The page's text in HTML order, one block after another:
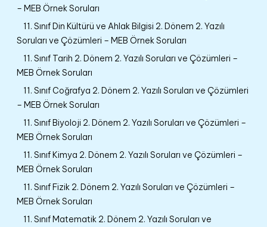
– MEB Örnek Soruları
11. Sınıf Din Kültürü ve Ahlak Bilgisi 2. Dönem 2. Yazılı
Soruları ve Çözümleri – MEB Örnek Soruları
11. Sınıf Tarih 2. Dönem 2. Yazılı Soruları ve Çözümleri –
MEB Örnek Soruları
11. Sınıf Coğrafya 2. Dönem 2. Yazılı Soruları ve Çözümleri
– MEB Örnek Soruları
11. Sınıf Biyoloji 2. Dönem 2. Yazılı Soruları ve Çözümleri –
MEB Örnek Soruları
11. Sınıf Kimya 2. Dönem 2. Yazılı Soruları ve Çözümleri –
MEB Örnek Soruları
11. Sınıf Fizik 2. Dönem 2. Yazılı Soruları ve Çözümleri –
MEB Örnek Soruları
11. Sınıf Matematik 2. Dönem 2. Yazılı Soruları ve